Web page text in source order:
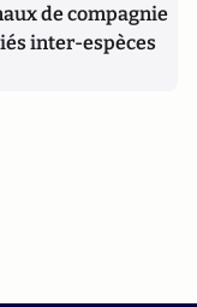
de compagnie
inter-espèces